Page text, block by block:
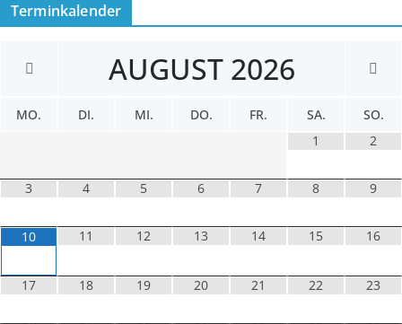
Terminkalender
AUGUST 2026
MO. DI. MI. DO. FR. SA.
SO.
1
2
3 4 5 6 7 8 9
10 11 12 13 14 15 16
17 18 19 20 21 22 23